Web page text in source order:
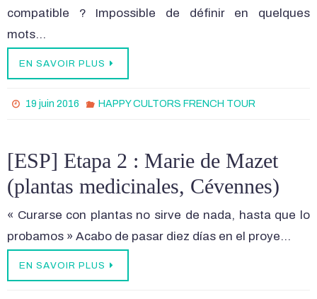
compatible ? Impossible de définir en quelques
mots…
EN SAVOIR PLUS
19 juin 2016 HAPPY CULTORS FRENCH TOUR
[ESP] Etapa 2 : Marie de Mazet
(plantas medicinales, Cévennes)
« Curarse con plantas no sirve de nada, hasta que lo
probamos » Acabo de pasar diez días en el proye…
EN SAVOIR PLUS